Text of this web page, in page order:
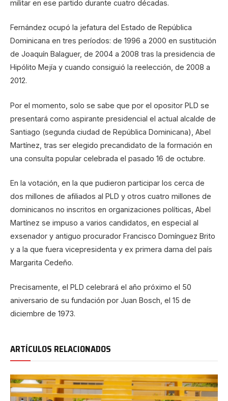
militar en ese partido durante cuatro décadas.
Fernández ocupó la jefatura del Estado de República
Dominicana en tres períodos: de 1996 a 2000 en sustitución
de Joaquín Balaguer, de 2004 a 2008 tras la presidencia de
Hipólito Mejía y cuando consiguió la reelección, de 2008 a
2012.
Por el momento, solo se sabe que por el opositor PLD se
presentará como aspirante presidencial el actual alcalde de
Santiago (segunda ciudad de República Dominicana), Abel
Martínez, tras ser elegido precandidato de la formación en
una consulta popular celebrada el pasado 16 de octubre.
En la votación, en la que pudieron participar los cerca de
dos millones de afiliados al PLD y otros cuatro millones de
dominicanos no inscritos en organizaciones políticas, Abel
Martínez se impuso a varios candidatos, en especial al
exsenador y antiguo procurador Francisco Domínguez Brito
y a la que fuera vicepresidenta y ex primera dama del país
Margarita Cedeño.
Precisamente, el PLD celebrará el año próximo el 50
aniversario de su fundación por Juan Bosch, el 15 de
diciembre de 1973.
ARTÍCULOS RELACIONADOS